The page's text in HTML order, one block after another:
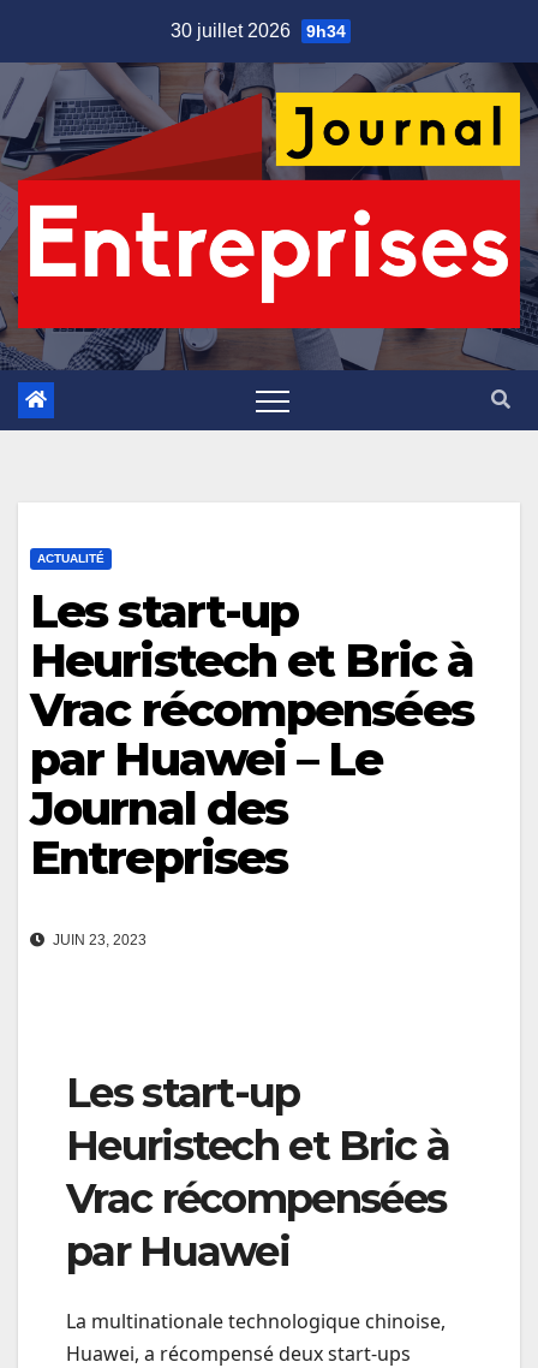
content
30 juillet 2026 9h34
ACTUALITÉ
Les start-up
Heuristech et Bric à
Vrac récompensées
par Huawei – Le
Journal des
Entreprises
JUIN 23, 2023
Les start-up
Heuristech et Bric à
Vrac récompensées
par Huawei
La multinationale technologique chinoise,
Huawei, a récompensé deux start-ups